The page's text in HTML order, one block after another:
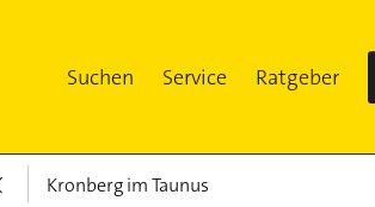
Suchen Service Ratgeber